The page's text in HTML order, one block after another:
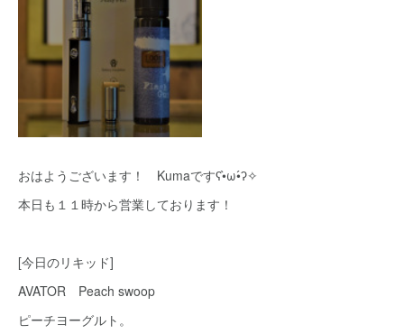
おはようございます！ Kumaですʕ•̀ω•́ʔ✧
本日も１１時から営業しております！
[今日のリキッド]
AVATOR Peach swoop
ピーチヨーグルト。